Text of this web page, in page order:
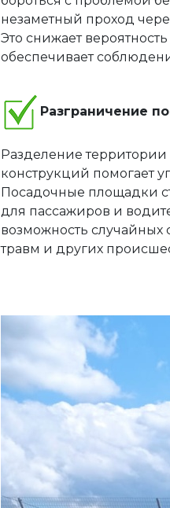
незаметный проход
Это снижает
обеспечивает
Разграничение
Разделение
конструкций помогает
Посадочные площадки
для пассажиров и
возможность
травм и других